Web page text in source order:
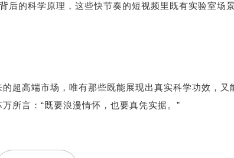
后的科学原理，这些快节奏的短视频里既有实验室场
超高端市场，唯有那些既能展现出真实科学功效，又
所言：“既要浪漫情怀，也要真凭实据。”